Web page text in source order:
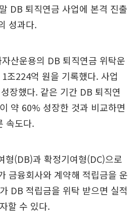
DB 퇴직연금 사업에 본격 진출
성과다.
산운용의 DB 퇴직연금 위탁운
조224억 원을 기록했다. 사업
장했다. 같은 기간 DB 퇴직연
약 60% 성장한 것과 비교하면
속도다.
형(DB)과 확정기여형(DC)으로
금융회사와 계약해 적립금을 운
DB 적립금을 위탁 받으면 실적
할 수 있다.